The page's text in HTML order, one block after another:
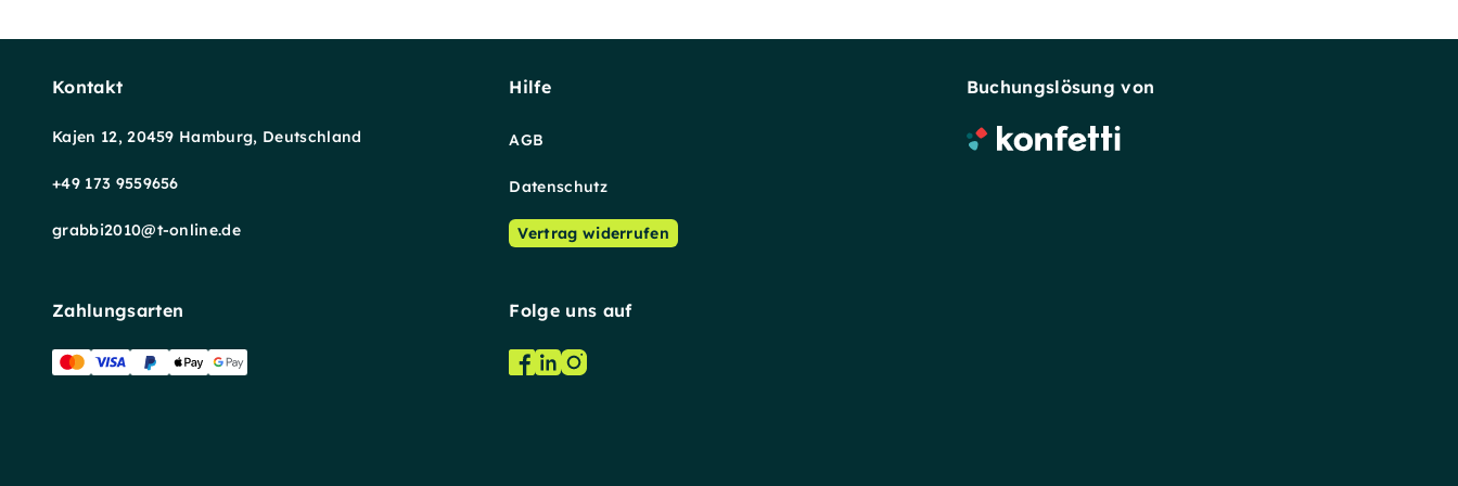
Kontakt
Kajen 12, 20459 Hamburg, Deutschland
+49 173 9559656
grabbi2010@t-online.de
Hilfe
AGB
Datenschutz
Vertrag widerrufen
Buchungslösung von
Zahlungsarten Folge uns auf